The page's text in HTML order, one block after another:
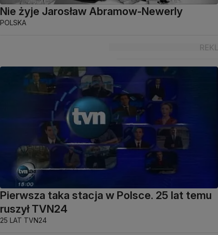
Nie żyje Jarosław Abramow-Newerly
POLSKA
Pierwsza taka stacja w Polsce. 25 lat temu
ruszył TVN24
25 LAT TVN24